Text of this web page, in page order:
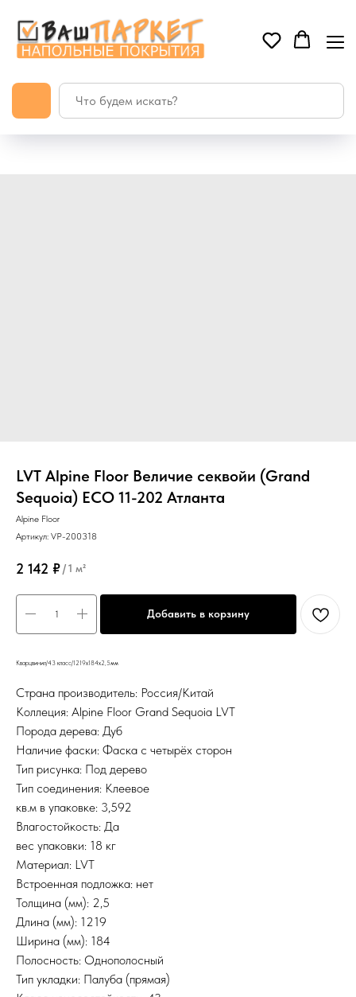
LVT Alpine Floor Величие секвойи (Grand
Sequoia) ECO 11-202 Атланта
Alpine Floor
Артикул: VP-200318
2 142 ₽/1 м²
Добавить в корзину
Кварцвинил/43 класс/1219х184х2,5мм
Страна производитель: Россия/Китай
Коллеция: Alpine Floor Grand Sequoia LVT
Порода дерева: Дуб
Наличие фаски: Фаска с четырёх сторон
Тип рисунка: Под дерево
Тип соединения: Клеевое
кв.м в упаковке: 3,592
Влагостойкость: Да
вес упаковки: 18 кг
Материал: LVT
Встроенная подложка: нет
Толщина (мм): 2,5
Длина (мм): 1219
Ширина (мм): 184
Полосность: Однополосный
Тип укладки: Палуба (прямая)